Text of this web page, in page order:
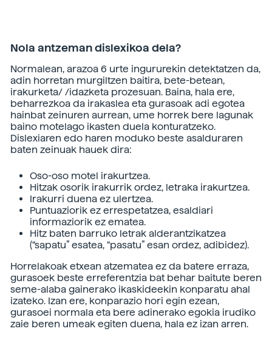
Nola antzeman dislexikoa dela?
Normalean, arazoa 6 urte ingururekin detektatzen da,
adin horretan murgiltzen baitira, bete-betean,
irakurketa/ /idazketa prozesuan. Baina, hala ere,
beharrezkoa da irakaslea eta gurasoak adi egotea
hainbat zeinuren aurrean, ume horrek bere lagunak
baino motelago ikasten duela konturatzeko.
Dislexiaren edo haren moduko beste asalduraren
baten zeinuak hauek dira:
Oso-oso motel irakurtzea.
Hitzak osorik irakurrik ordez, letraka irakurtzea.
Irakurri duena ez ulertzea.
Puntuaziorik ez errespetatzea, esaldiari
informaziorik ez ematea.
Hitz baten barruko letrak alderantzikatzea
(“sapatu” esatea, “pasatu” esan ordez, adibidez).
Horrelakoak etxean atzematea ez da batere erraza,
gurasoek beste erreferentzia bat behar baitute beren
seme-alaba gainerako ikaskideekin konparatu ahal
izateko. Izan ere, konparazio hori egin ezean,
gurasoei normala eta bere adinerako egokia irudiko
zaie beren umeak egiten duena, hala ez izan arren.